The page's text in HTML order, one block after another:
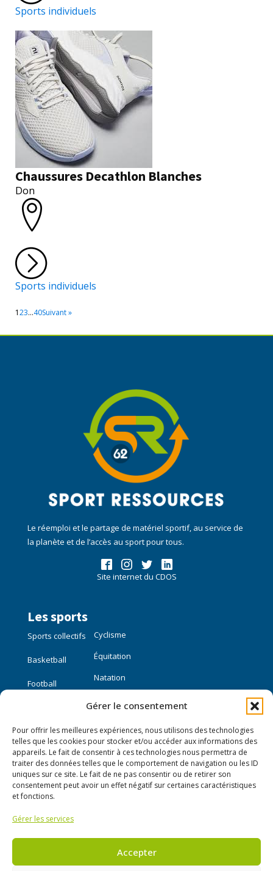
Gérer le consentement
Pour offrir les meilleures expériences, nous utilisons des technologies
telles que les cookies pour stocker et/ou accéder aux informations des
appareils. Le fait de consentir à ces technologies nous permettra de
traiter des données telles que le comportement de navigation ou les ID
uniques sur ce site. Le fait de ne pas consentir ou de retirer son
consentement peut avoir un effet négatif sur certaines caractéristiques
et fonctions.
Gérer les services
Accepter
Sports individuels
Chaussures Decathlon Blanches
Don
Sports individuels
123…40Suivant »
Le réemploi et le partage de matériel sportif, au service de
la planète et de l’accès au sport pour tous.
Site internet du CDOS
Les sports
Sports collectifs
Basketball
Football
Sports individuels
Course à pied
Cyclisme
Équitation
Natation
Liens utiles
Mon compte
Nous contacter